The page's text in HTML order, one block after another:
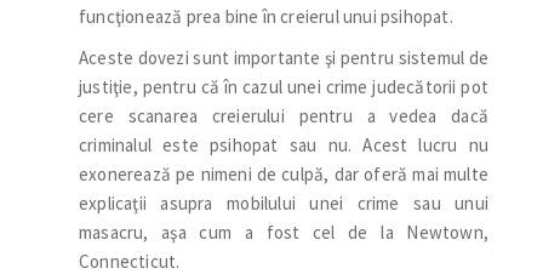
funcţionează prea bine în creierul unui psihopat.
Aceste dovezi sunt importante şi pentru sistemul de
justiţie, pentru că în cazul unei crime judecătorii pot
cere scanarea creierului pentru a vedea dacă
criminalul este psihopat sau nu. Acest lucru nu
exonerează pe nimeni de culpă, dar oferă mai multe
explicaţii asupra mobilului unei crime sau unui
masacru, aşa cum a fost cel de la Newtown,
Connecticut.